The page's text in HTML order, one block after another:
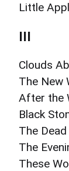
Little
III
Clouds
The New
After the
Black
The Dead
The
These